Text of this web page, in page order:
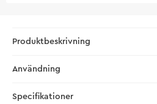
Produktbeskrivning
Användning
Specifikationer